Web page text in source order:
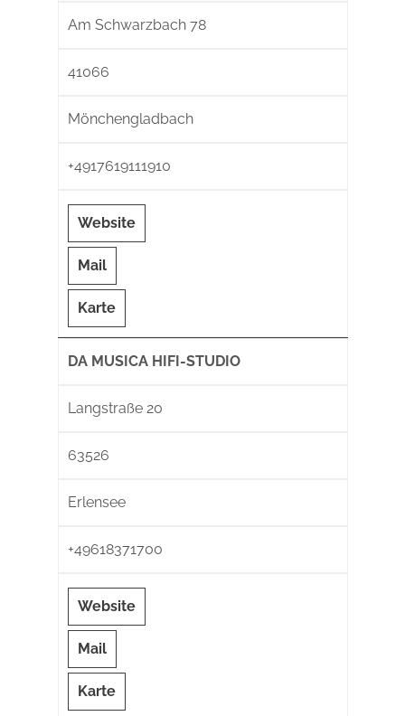
Am Schwarzbach 78
41066
Mönchengladbach
+4917619111910
Website
Mail
Karte
DA MUSICA HIFI-STUDIO
Langstraße 20
63526
Erlensee
+49618371700
Website
Mail
Karte